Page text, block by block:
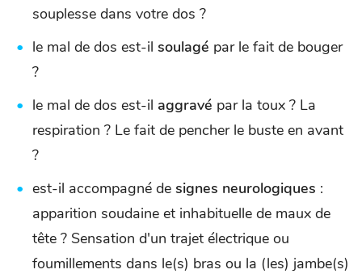
souplesse dans votre dos ?
le mal de dos est-il soulagé par le fait de bouger
?
le mal de dos est-il aggravé par la toux ? La
respiration ? Le fait de pencher le buste en avant
?
est-il accompagné de signes neurologiques :
apparition soudaine et inhabituelle de maux de
tête ? Sensation d'un trajet électrique ou
foumillements dans le(s) bras ou la (les) jambe(s)